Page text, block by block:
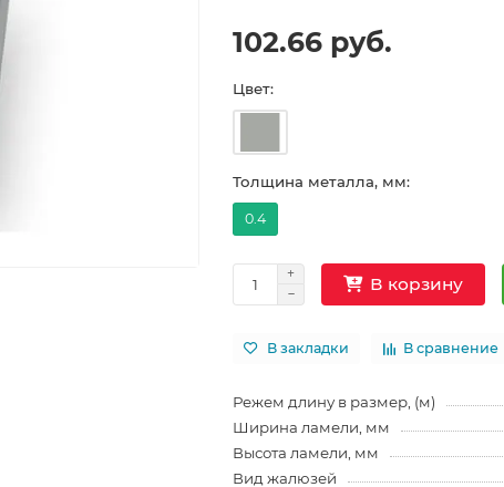
102.66 руб.
Цвет:
Толщина металла, мм:
0.4
В корзину
В закладки В сравнение
Режем длину в размер, (м)
Ширина ламели, мм
Высота ламели, мм
Вид жалюзей